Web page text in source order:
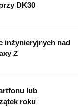
DK30
inżynieryjnych nad
Z
lub
roku